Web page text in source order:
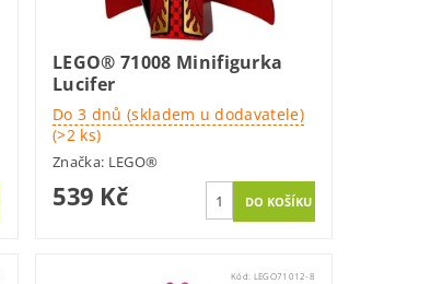
LEGO® 71008 Minifigurka
Lucifer
Do 3 dnů (skladem u dodavatele)
(>2 ks)
Značka: LEGO®
539 Kč
Kód: LEGO71012-8